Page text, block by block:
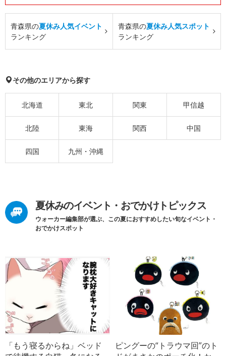
青森県の夏休み人気イベント
ランキング
青森県の夏休み人気スポット
ランキング
その他のエリアから探す
北海道 東北 関東 甲信越
北陸 東海 関西 中国
四国 九州・沖縄
夏休みのイベント・おでかけトピックス
ウォーカー編集部が選ぶ、この夏におすすめしたい旬なイベント・
おでかけスポット
「もう寝るからね」ベッド
ピングーの“トラウマ回”のト